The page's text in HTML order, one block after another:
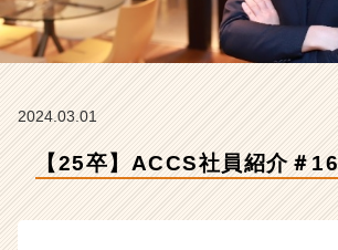
ン
サ
ル
の
2024.03.01
【25卒】ACCS社員紹介＃16